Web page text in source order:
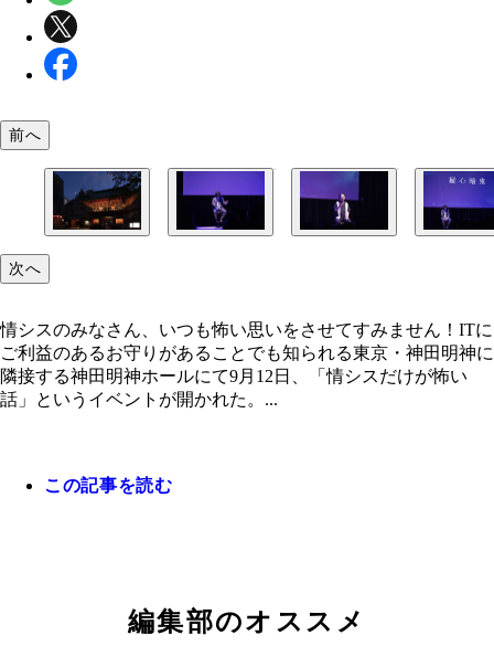
前へ
次へ
情シスのみなさん、いつも怖い思いをさせてすみません！ITに
ご利益のあるお守りがあることでも知られる東京・神田明神に
隣接する神田明神ホールにて9月12日、「情シスだけが怖い
話」というイベントが開かれた。...
この記事を読む
編集部のオススメ